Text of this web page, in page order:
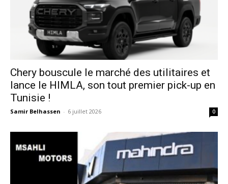
Chery bouscule le marché des utilitaires et
lance le HIMLA, son tout premier pick-up en
Tunisie !
Samir Belhassen - 6 juillet 2026 0